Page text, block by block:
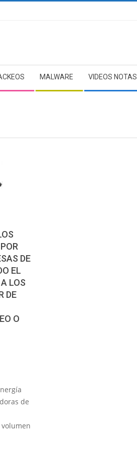
MALWARE VIDEOS NOTAS
DE
EL
LOS
DE
O
de